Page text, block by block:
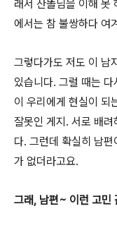
래서 산똘님을 이해 못
에서는 참 불쌍하다 여
그렇다가도 저도 이 남
있습니다. 그럴 때는
이 우리에게 현실이 되
잘못인 게지. 서로 배려
다. 그런데 확실히 남
가 없더라고요.
그래, 남편~ 이런 고민